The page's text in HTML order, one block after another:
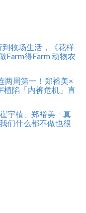
牧场生活，《花样
Farm得Farm 动物农
两周第一！郑裕美×
植陷「内裤危机」直
宇植、郑裕美「真
们什么都不做也很